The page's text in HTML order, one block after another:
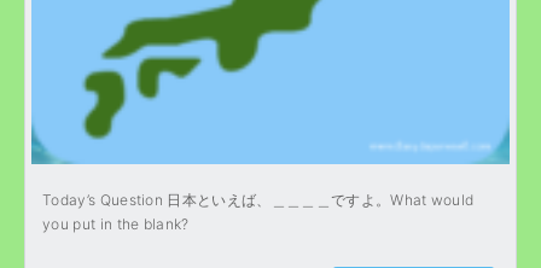
Today’s Question 日本といえば、＿＿＿＿ですよ。What would
you put in the blank?